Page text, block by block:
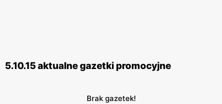
5.10.15 aktualne gazetki promocyjne
Brak gazetek!